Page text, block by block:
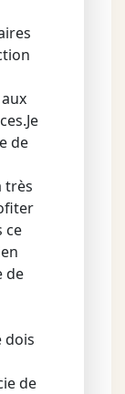
de
très
ce
de
dois
de